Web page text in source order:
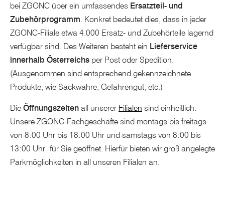
bei ZGONC über ein umfassendes Ersatzteil- und
Zubehörprogramm. Konkret bedeutet dies, dass in jeder
ZGONC-Filiale etwa 4.000 Ersatz- und Zubehörteile lagernd
verfügbar sind. Des Weiteren besteht ein Lieferservice
innerhalb Österreichs per Post oder Spedition.
(Ausgenommen sind entsprechend gekennzeichnete
Produkte, wie Sackwahre, Gefahrengut, etc.)
Die Öffnungszeiten all unserer Filialen sind einheitlich:
Unsere ZGONC-Fachgeschäfte sind montags bis freitags
von 8:00 Uhr bis 18:00 Uhr und samstags von 8:00 bis
13:00 Uhr für Sie geöffnet. Hierfür bieten wir groß angelegte
Parkmöglichkeiten in all unseren Filialen an.